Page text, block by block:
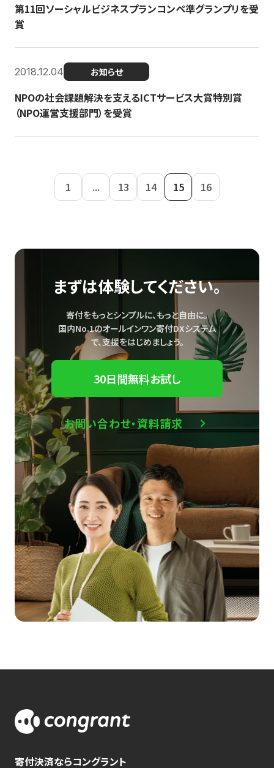
第11回ソーシャルビジネスプランコンペ準グランプリを受
賞
2018.12.04 お知らせ
NPOの社会課題解決を支えるICTサービス大賞特別賞
（NPO運営支援部門）を受賞
1 ... 13 14 15 16
まずは体験してください。
寄付をもっとシンプルに、もっと自由に。
国内No.1のオールインワン寄付DXシステム
で、支援をはじめましょう。
30日間無料お試し
お問い合わせ・資料請求
寄付決済ならコングラント